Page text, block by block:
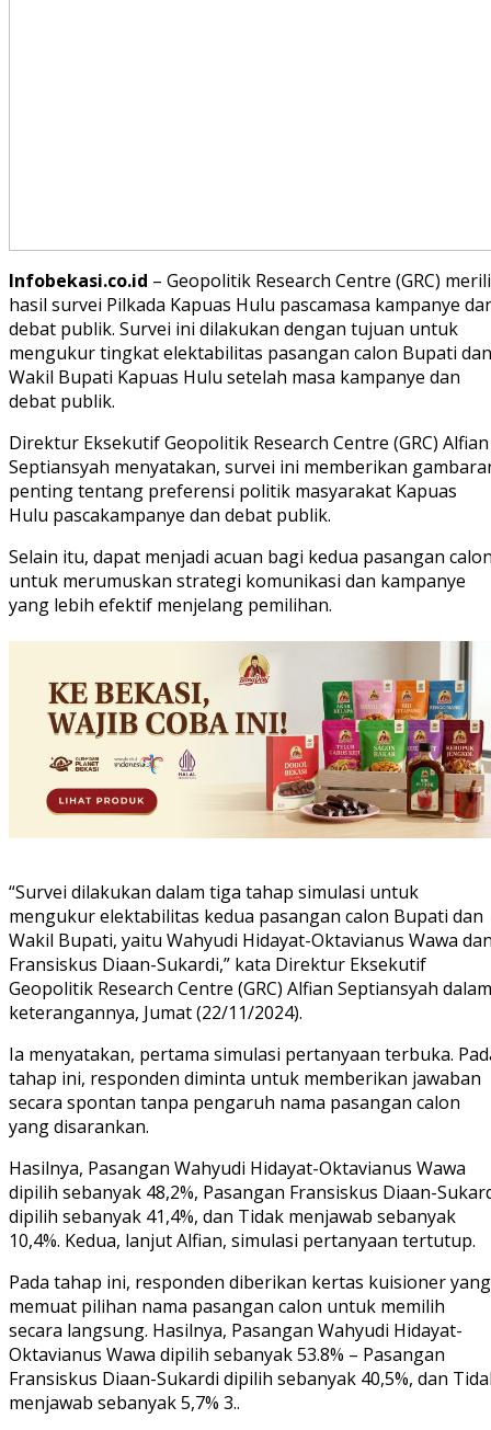
Infobekasi.co.id – Geopolitik Research Centre (GRC)
hasil survei Pilkada Kapuas Hulu pascamasa kampanye
debat publik. Survei ini dilakukan dengan tujuan untuk
mengukur tingkat elektabilitas pasangan calon Bupati dan
Wakil Bupati Kapuas Hulu setelah masa kampanye dan
debat publik.
Direktur Eksekutif Geopolitik Research Centre (GRC) Alfian
Septiansyah menyatakan, survei ini memberikan
penting tentang preferensi politik masyarakat Kapuas
Hulu pascakampanye dan debat publik.
Selain itu, dapat menjadi acuan bagi kedua pasangan
untuk merumuskan strategi komunikasi dan kampanye
yang lebih efektif menjelang pemilihan.
“Survei dilakukan dalam tiga tahap simulasi untuk
mengukur elektabilitas kedua pasangan calon Bupati dan
Wakil Bupati, yaitu Wahyudi Hidayat-Oktavianus Wawa
Fransiskus Diaan-Sukardi,” kata Direktur Eksekutif
Geopolitik Research Centre (GRC) Alfian Septiansyah dalam
keterangannya, Jumat (22/11/2024).
Ia menyatakan, pertama simulasi pertanyaan terbuka.
tahap ini, responden diminta untuk memberikan jawaban
secara spontan tanpa pengaruh nama pasangan calon
yang disarankan.
Hasilnya, Pasangan Wahyudi Hidayat-Oktavianus Wawa
dipilih sebanyak 48,2%, ⁠Pasangan Fransiskus Diaan-
dipilih sebanyak 41,4%, dan Tidak menjawab sebanyak
10,4%. Kedua, lanjut Alfian, simulasi pertanyaan tertutup.
Pada tahap ini, responden diberikan kertas kuisioner yang
memuat pilihan nama pasangan calon untuk memilih
secara langsung. Hasilnya, Pasangan Wahyudi Hidayat-
Oktavianus Wawa dipilih sebanyak 53.8% – ⁠Pasangan
Fransiskus Diaan-Sukardi dipilih sebanyak 40,5%, dan
menjawab sebanyak 5,7% 3..